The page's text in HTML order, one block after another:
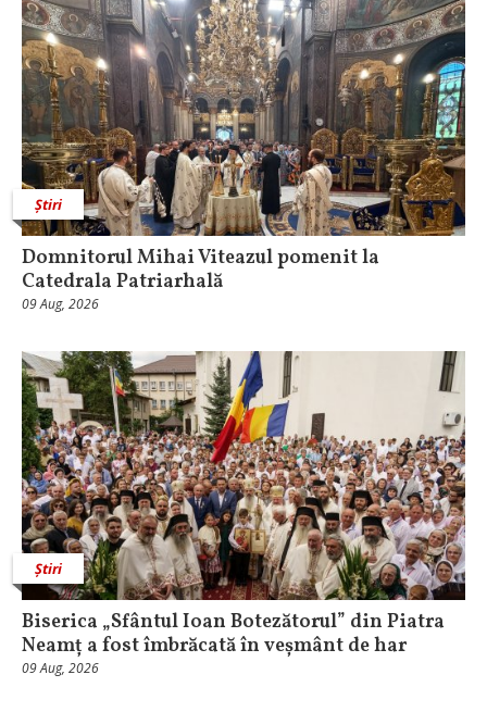
Știri
Domnitorul Mihai Viteazul pomenit la
Catedrala Patriarhală
09 Aug, 2026
Știri
Biserica „Sfântul Ioan Botezătorul” din Piatra
Neamț a fost îmbrăcată în veșmânt de har
09 Aug, 2026